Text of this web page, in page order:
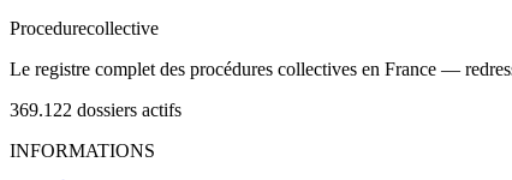
Procedurecollective
Le registre complet des procédures collectives en France —
369.122 dossiers actifs
INFORMATIONS